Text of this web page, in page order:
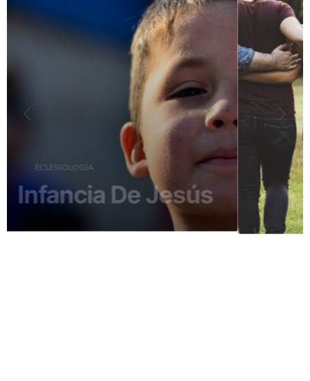
ECLESIOLOGÍA
EvangelioDe Juan